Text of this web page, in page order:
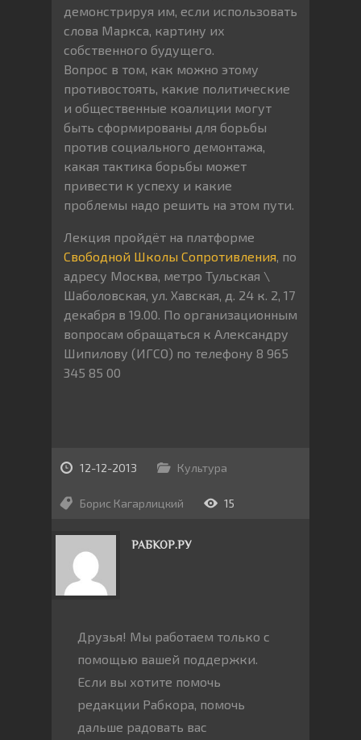
демонстрируя им, если использовать
слова Маркса, картину их
собственного будущего.
Вопрос в том, как можно этому
противостоять, какие политические
и общественные коалиции могут
быть сформированы для борьбы
против социального демонтажа,
какая тактика борьбы может
привести к успеху и какие
проблемы надо решить на этом пути.
Лекция пройдёт на платформе
Свободной Школы Сопротивления, по
адресу Москва, метро Тульская \
Шаболовская, ул. Хавская, д. 24 к. 2, 17
декабря в 19.00. По организационным
вопросам обращаться к Александру
Шипилову (ИГСО) по телефону 8 965
345 85 00
12-12-2013 Культура
Борис Кагарлицкий 15
РАБКОР.РУ
Друзья! Мы работаем только с
помощью вашей поддержки.
Если вы хотите помочь
редакции Рабкора, помочь
дальше радовать вас